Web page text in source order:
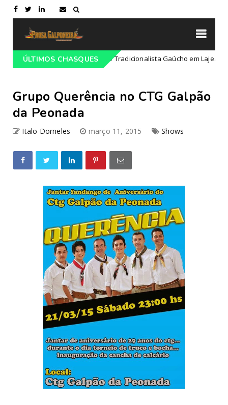
ÚLTIMOS CHASQUES
do 68º Congresso Tradicionalista Gaúcho em Lajeado-RS
Grupo Querência no CTG Galpão
da Peonada
Italo Dorneles março 11, 2015 Shows